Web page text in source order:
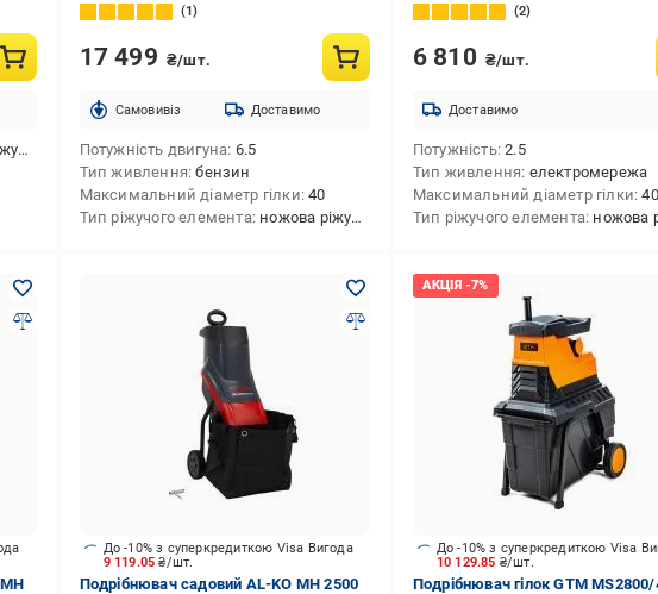
1
17 499 ₴/шт.
Cамовивіз Доставимо
Потужність двигуна 6.5
Тип живлення бензин
Максимальний діаметр гілки 40
Тип ріжучого елемента ножова ріжуча система
2
6 810 ₴/шт.
Доставимо
Потужність 2.5
Тип живлення електромережа
Максимальний діаметр гілки 40
Тип ріжучого елемента ножова ріжуча
9 119.05₴/шт.
До -10% з суперкредиткою Visa Вигода
Подрібнювач садовий AL-KO MH 2500
10 129.85 ₴/шт.
До -10% з суперкредиткою Visa
Подрібнювач гілок GTM